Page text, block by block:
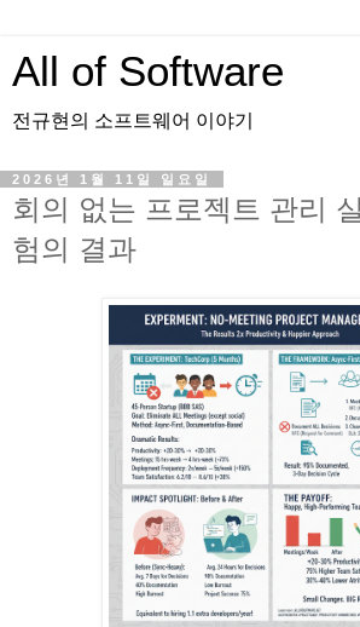
All of Software
전규현의 소프트웨어 이야기
2026년 1월 11일 일요일
회의 없는 프로젝트 관리
험의 결과